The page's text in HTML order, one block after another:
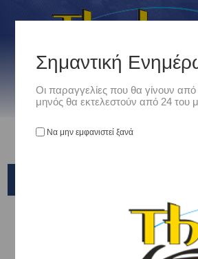
Είδη Αλιείας /
ΤΕΧΝΗΤΑ ΔΟΛΩΜΑΤΑ - ΤΣΑΠΑΡΙ -
Σημαντική
Οι παραγγελίες που θα γίνουν
μηνός θα εκτελεστούν από 24 του
Να μην εμφανιστεί ξανά